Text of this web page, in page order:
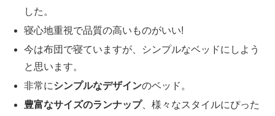
した。
寝心地重視で品質の高いものがいい!
今は布団で寝ていますが、シンプルなベッドにしよう
と思います。
非常にシンプルなデザインのベッド。
豊富なサイズのランナップ、様々なスタイルにぴった